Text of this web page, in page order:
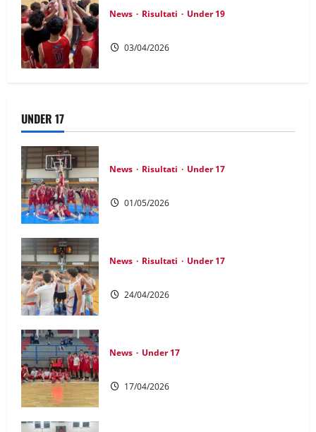
News Risultati Under 19
03/04/2026
UNDER 17
News Risultati Under 17
01/05/2026
News Risultati Under 17
24/04/2026
News Under 17
17/04/2026